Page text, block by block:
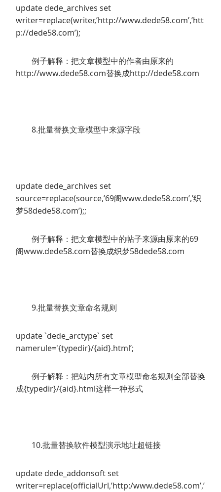
update dede_archives set
writer=replace(writer,’http://www.dede58.com’,’htt
p://dede58.com’);
例子解释：把文章模型中的作者由原来的
http://www.dede58.com替换成http://dede58.com
8.批量替换文章模型中来源字段
update dede_archives set
source=replace(source,’69阁www.dede58.com’,’织
梦58dede58.com’);;
例子解释：把文章模型中的帖子来源由原来的69
阁www.dede58.com替换成织梦58dede58.com
9.批量替换文章命名规则
update `dede_arctype` set
namerule='{typedir}/{aid}.html’;
例子解释：把站内所有文章模型命名规则全部替换
成{typedir}/{aid}.html这样一种形式
10.批量替换软件模型演示地址超链接
update dede_addonsoft set
writer=replace(officialUrl,’http:/www.dede58.com’,’